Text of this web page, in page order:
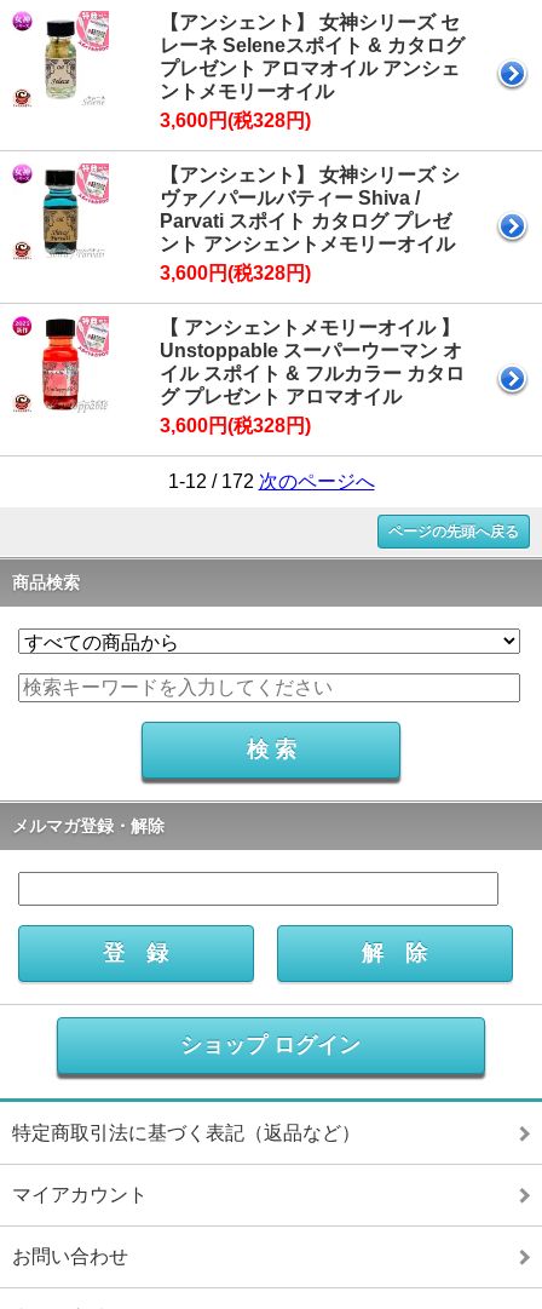
【アンシェント】 女神シリーズ セ
レーネ Seleneスポイト & カタログ
プレゼント アロマオイル アンシェ
ントメモリーオイル
3,600円(税328円)
【アンシェント】 女神シリーズ シ
ヴァ／パールバティー Shiva /
Parvati スポイト カタログ プレゼ
ント アンシェントメモリーオイル
3,600円(税328円)
【 アンシェントメモリーオイル 】
Unstoppable スーパーウーマン オ
イル スポイト & フルカラー カタロ
グ プレゼント アロマオイル
3,600円(税328円)
1-12 / 172 次のページへ
ページの先頭へ戻る
商品検索
メルマガ登録・解除
ショップ ログイン
特定商取引法に基づく表記（返品など）
マイアカウント
お問い合わせ